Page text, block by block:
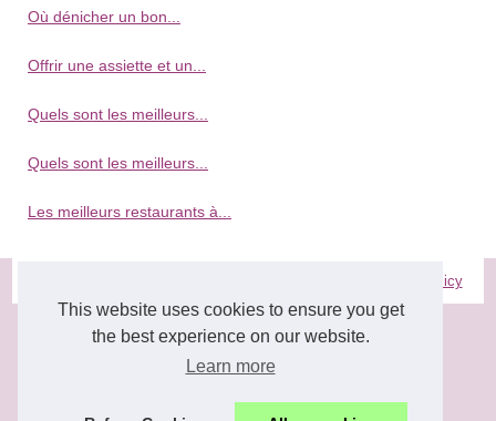
This website uses cookies to ensure you get
the best experience on our website.
Learn more
Où dénicher un bon...
Offrir une assiette et un...
Quels sont les meilleurs...
Quels sont les meilleurs...
Les meilleurs restaurants à...
Cookies Policy